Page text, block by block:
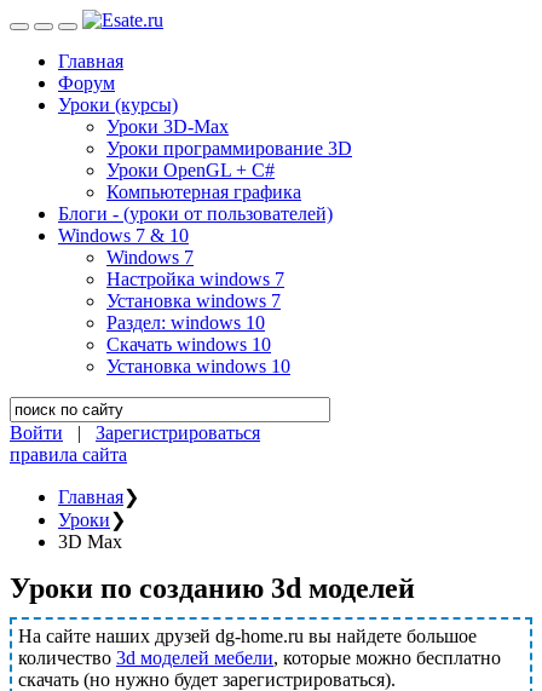
Главная
Форум
Уроки (курсы)
Уроки 3D-Max
Уроки программирование 3D
Уроки OpenGL + C#
Компьютерная графика
Блоги - (уроки от пользователей)
Windows 7 & 10
Windows 7
Настройка windows 7
Установка windows 7
Раздел: windows 10
Скачать windows 10
Установка windows 10
Войти | Зарегистрироваться
правила сайта
Главная❯
Уроки❯
3D Max
Уроки по созданию 3d моделей
На сайте наших друзей dg-home.ru вы найдете большое
количество 3d моделей мебели, которые можно бесплатно
скачать (но нужно будет зарегистрироваться).